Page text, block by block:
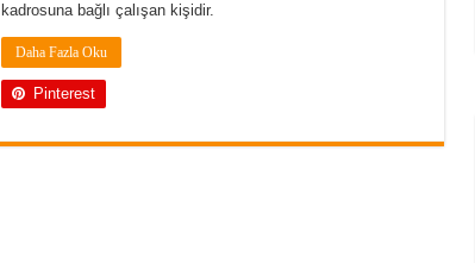
kadrosuna bağlı çalışan kişidir.
Daha Fazla Oku
Pinterest